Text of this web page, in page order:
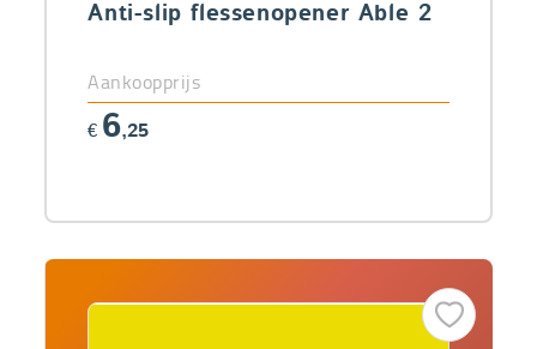
Anti-slip flessenopener Able 2
Aankoopprijs
€ 6,25